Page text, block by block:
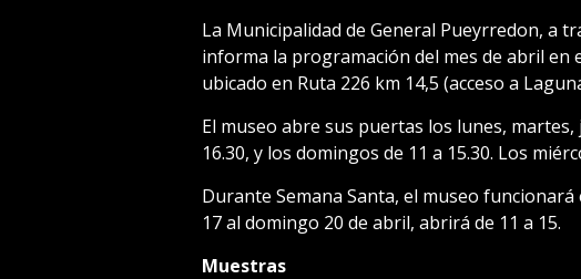
La Municipalidad de General Pueyrredon, a
informa la programación del mes de abril en
ubicado en Ruta 226 km 14,5 (acceso a
El museo abre sus puertas los lunes, martes,
16.30, y los domingos de 11 a 15.30. Los
Durante Semana Santa, el museo
17 al domingo 20 de abril, abrirá de 11 a 15.
Muestras